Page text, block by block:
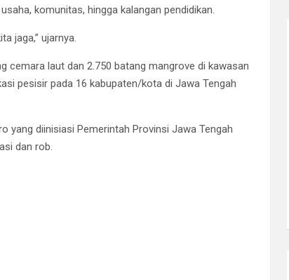
komunitas, hingga kalangan pendidikan.
jaga,” ujarnya.
cemara laut dan 2.750 batang mangrove di kawasan
pesisir pada 16 kabupaten/kota di Jawa Tengah
yang diinisiasi Pemerintah Provinsi Jawa Tengah
dan rob.